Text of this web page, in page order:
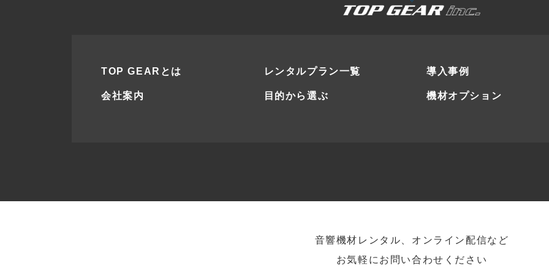
TOP GEARとは
会社案内
レンタルプラン一覧
目的から選ぶ
導入事例
機材オプション
音響機材レンタル、オンライン配信など
お気軽にお問い合わせください